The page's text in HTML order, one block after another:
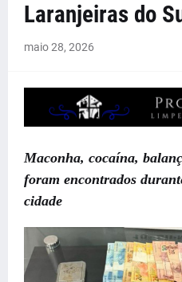
Laranjeiras do
maio 28, 2026
Maconha, cocaína,
foram encontrados
cidade